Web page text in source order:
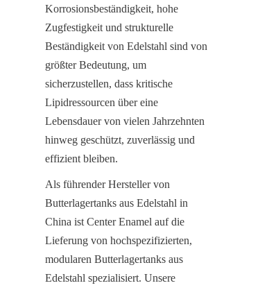
Korrosionsbeständigkeit, hohe
Zugfestigkeit und strukturelle
Beständigkeit von Edelstahl sind von
größter Bedeutung, um
sicherzustellen, dass kritische
Lipidressourcen über eine
Lebensdauer von vielen Jahrzehnten
hinweg geschützt, zuverlässig und
effizient bleiben.
Als führender Hersteller von
Butterlagertanks aus Edelstahl in
China ist Center Enamel auf die
Lieferung von hochspezifizierten,
modularen Butterlagertanks aus
Edelstahl spezialisiert. Unsere